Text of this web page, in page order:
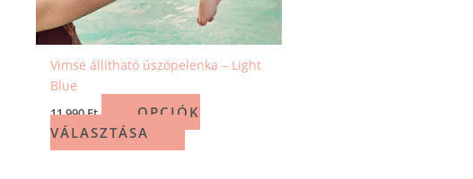
Vimse állítható úszópelenka – Light
Blue
11 990Ft
OPCIÓK
VÁLASZTÁSA